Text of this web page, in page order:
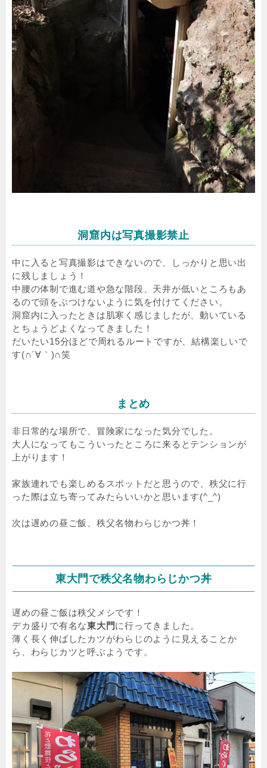
洞窟内は写真撮影禁止
中に入ると写真撮影はできないので、しっかりと思い出
に残しましょう！
中腰の体制で進む道や急な階段、天井が低いところもあ
るので頭をぶつけないように気を付けてください。
洞窟内に入ったときは肌寒く感じましたが、動いている
とちょうどよくなってきました！
だいたい15分ほどで周れるルートですが、結構楽しいで
す(∩´∀｀)∩笑
まとめ
非日常的な場所で、冒険家になった気分でした。
大人になってもこういったところに来るとテンションが
上がります！
家族連れでも楽しめるスポットだと思うので、秩父に行
った際は立ち寄ってみたらいいかと思います(^_^)
次は遅めの昼ご飯、秩父名物わらじかつ丼！
東大門で秩父名物わらじかつ丼
遅めの昼ご飯は秩父メシです！
デカ盛りで有名な東大門に行ってきました。
薄く長く伸ばしたカツがわらじのように見えることか
ら、わらじカツと呼ぶようです。